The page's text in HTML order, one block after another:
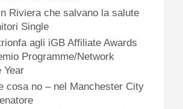
Riviera che salvano la salute
Single
agli iGB Affiliate Awards
Programme/Network
Year
cosa no – nel Manchester City